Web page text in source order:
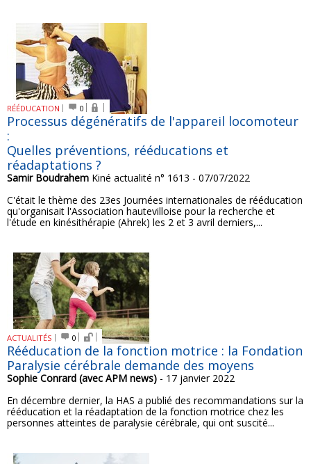
RÉÉDUCATION 0
Processus dégénératifs de l'appareil locomoteur
:
Quelles préventions, rééducations et
réadaptations ?
Samir Boudrahem Kiné actualité n° 1613 - 07/07/2022
C'était le thème des 23es Journées internationales de rééducation
qu'organisait l'Association hautevilloise pour la recherche et
l'étude en kinésithérapie (Ahrek) les 2 et 3 avril derniers,...
ACTUALITÉS 0
Rééducation de la fonction motrice : la Fondation
Paralysie cérébrale demande des moyens
Sophie Conrard (avec APM news) - 17 janvier 2022
En décembre dernier, la HAS a publié des recommandations sur la
rééducation et la réadaptation de la fonction motrice chez les
personnes atteintes de paralysie cérébrale, qui ont suscité...